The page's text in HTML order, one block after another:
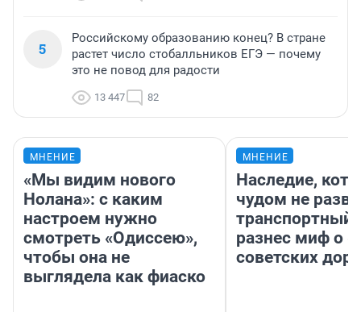
5
Российскому образованию конец? В стране
растет число стобалльников ЕГЭ — почему
это не повод для радости
13 447 82
МНЕНИЕ
«Мы видим нового
Нолана»: с каким
настроем нужно
смотреть «Одиссею»,
чтобы она не
выглядела как фиаско
МНЕНИЕ
Наследие,
чудом не
транспортный
разнес миф о
советских